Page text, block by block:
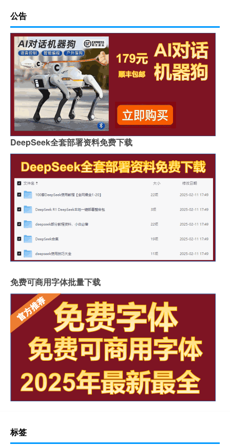
公告
DeepSeek全套部署资料免费下载
免费可商用字体批量下载
标签